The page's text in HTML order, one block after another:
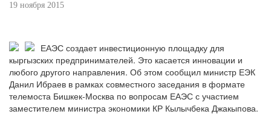
19 ноября 2015
ЕАЭС создает инвестиционную площадку для
кыргызских предпринимателей. Это касается инновации и
любого другого направления. Об этом сообщил министр ЕЭК
Данил Ибраев в рамках совместного заседания в формате
телемоста Бишкек-Москва по вопросам ЕАЭС с участием
заместителем министра экономики КР Кылычбека Джакыпова.